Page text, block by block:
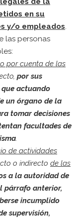
en su
y/o empleados.
las personas
por cuenta de las
por sus
actuando
un órgano de la
tomar decisiones
facultades de
.
de actividades
o indirecto de las
a la autoridad de
párrafo anterior,
incumplido
supervisión,